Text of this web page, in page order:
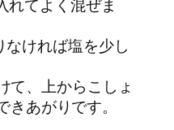
れてよく混ぜま
なければ塩を少し
て、上からこしょ
あがりです。